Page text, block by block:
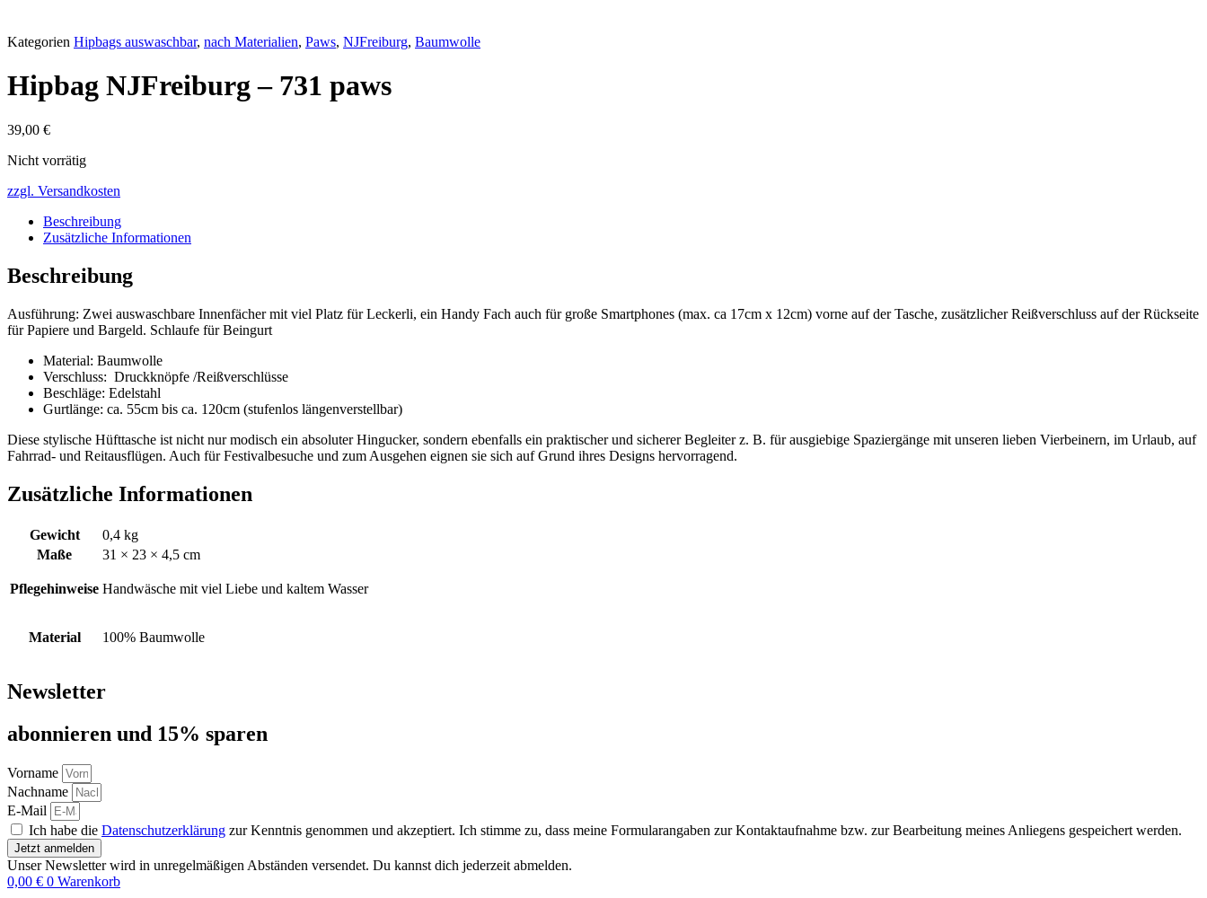
Kategorien Hipbags auswaschbar, nach Materialien, Paws, NJFreiburg, Baumwolle
Hipbag NJFreiburg – 731 paws
39,00 €
Nicht vorrätig
zzgl. Versandkosten
Beschreibung
Zusätzliche Informationen
Beschreibung
Ausführung: Zwei auswaschbare Innenfächer mit viel Platz für Leckerli, ein Handy Fach auch für große Smartphones (max. ca 17cm x 12cm) vorne auf der Tasche, zusätzlicher Reißverschluss auf der Rückseite
für Papiere und Bargeld. Schlaufe für Beingurt
Material: Baumwolle
Verschluss: Druckknöpfe /Reißverschlüsse
Beschläge: Edelstahl
Gurtlänge: ca. 55cm bis ca. 120cm (stufenlos längenverstellbar)
Diese stylische Hüfttasche ist nicht nur modisch ein absoluter Hingucker, sondern ebenfalls ein praktischer und sicherer Begleiter z. B. für ausgiebige Spaziergänge mit unseren lieben Vierbeinern, im Urlaub, auf
Fahrrad- und Reitausflügen. Auch für Festivalbesuche und zum Ausgehen eignen sie sich auf Grund ihres Designs hervorragend.
Zusätzliche Informationen
Gewicht
0,4 kg
Maße
31 × 23 × 4,5 cm
Pflegehinweise Handwäsche mit viel Liebe und kaltem Wasser
Material 100% Baumwolle
Newsletter
abon­nie­ren und 15% sparen
Vorname
Nachname
E-Mail
Ich habe die Datenschutzerklärung zur Kenntnis genommen und akzeptiert. Ich stimme zu, dass meine Formularangaben zur Kontaktaufnahme bzw. zur Bearbeitung meines Anliegens gespeichert werden.
Jetzt anmelden
Unser Newsletter wird in unregelmäßigen Abständen versendet. Du kannst dich jederzeit abmelden.
0,00 € 0 Warenkorb